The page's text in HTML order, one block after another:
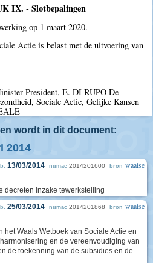
IX. - Slotbepalingen
op 1 maart 2020.
Actie is belast met de uitvoering van
President, E. DI RUPO De
Sociale Actie, Gelijke Kansen
wordt in dit document:
2014
13/03/2014 numac 2014201600 bron waalse
decreten inzake tewerkstelling
25/03/2014 numac 2014201868 bron waalse
het Waals Wetboek van Sociale Actie en
en de vereenvoudiging van
de toekenning van de subsidies en de